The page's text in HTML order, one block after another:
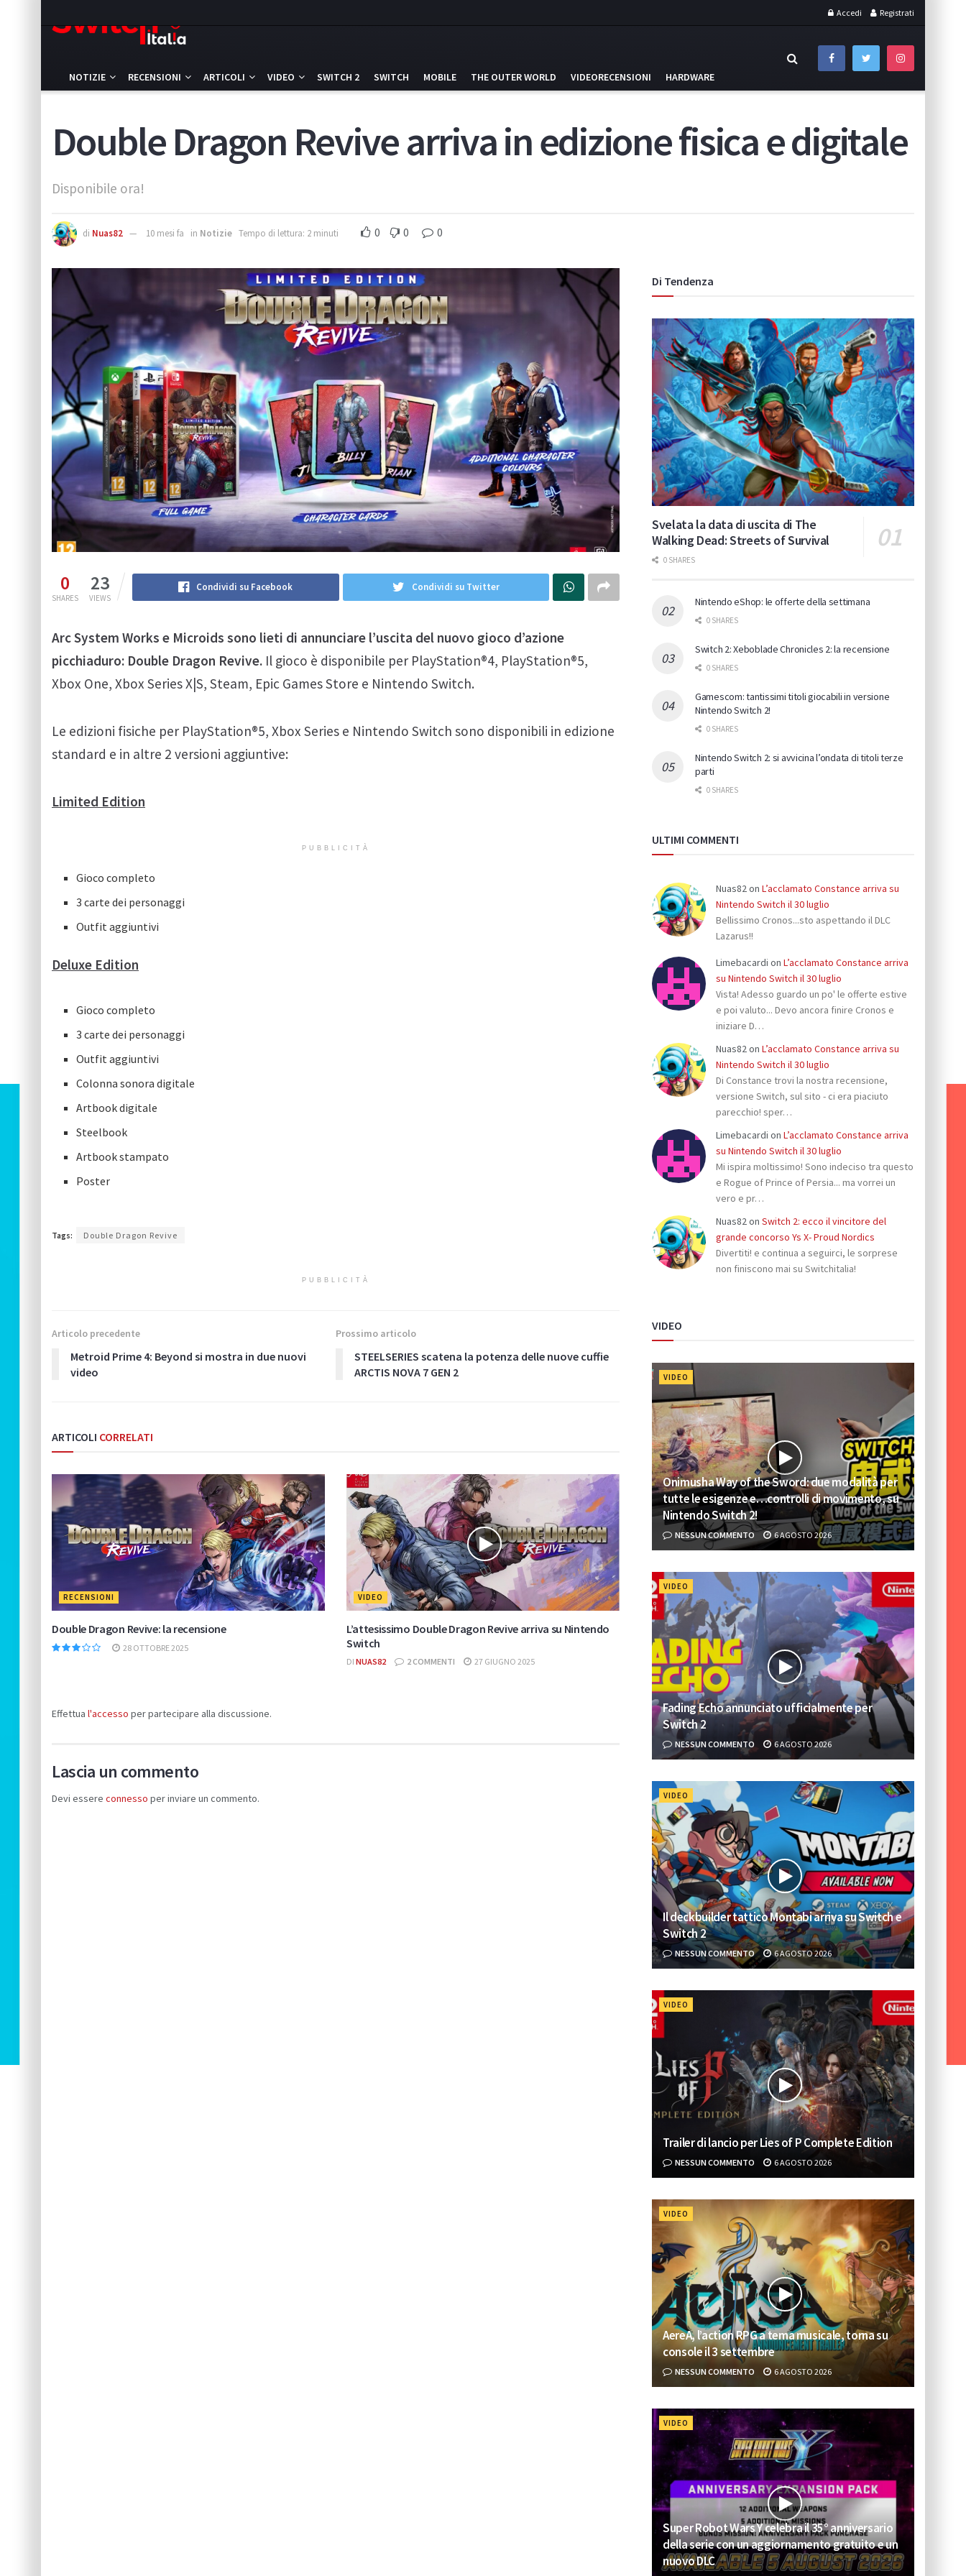
Accedi Registrati
NOTIZIE RECENSIONI ARTICOLI VIDEO SWITCH 2 SWITCH MOBILE THE OUTER WORLD VIDEORECENSIONI HARDWARE
Double Dragon Revive arriva in edizione fisica e digitale
Disponibile ora!
di Nuas82 10 mesi fa in Notizie Tempo di lettura: 2 minuti 0 0 0
0
SHARES
23
VIEWS
Condividi su Facebook Condividi su Twitter
Arc System Works e Microids sono lieti di annunciare l’uscita del nuovo gioco d’azione
picchiaduro: Double Dragon Revive. Il gioco è disponibile per PlayStation®4, PlayStation®5,
Xbox One, Xbox Series X|S, Steam, Epic Games Store e Nintendo Switch.
Le edizioni fisiche per PlayStation®5, Xbox Series e Nintendo Switch sono disponibili in edizione
standard e in altre 2 versioni aggiuntive:
Limited Edition
PUBBLICITÀ
Gioco completo
3 carte dei personaggi
Outfit aggiuntivi
Deluxe Edition
Gioco completo
3 carte dei personaggi
Outfit aggiuntivi
Colonna sonora digitale
Artbook digitale
Steelbook
Artbook stampato
Poster
Tags: Double Dragon Revive
PUBBLICITÀ
Articolo precedente
Metroid Prime 4: Beyond si mostra in due nuovi
video
Prossimo articolo
STEELSERIES scatena la potenza delle nuove cuffie
ARCTIS NOVA 7 GEN 2
ARTICOLI CORRELATI
RECENSIONI
Double Dragon Revive: la recensione
28 OTTOBRE 2025
VIDEO
L’attesissimo Double Dragon Revive arriva su Nintendo
Switch
DI NUAS82 2 COMMENTI 27 GIUGNO 2025
Effettua l'accesso per partecipare alla discussione.
Lascia un commento
Devi essere connesso per inviare un commento.
Di Tendenza
Svelata la data di uscita di The
Walking Dead: Streets of Survival
0 SHARES
Nintendo eShop: le offerte della settimana
0 SHARES
Switch 2: Xeboblade Chronicles 2: la recensione
0 SHARES
Gamescom: tantissimi titoli giocabili in versione
Nintendo Switch 2!
0 SHARES
Nintendo Switch 2: si avvicina l’ondata di titoli terze
parti
0 SHARES
ULTIMI COMMENTI
Nuas82on L’acclamato Constance arriva su
Nintendo Switch il 30 luglio
Bellissimo Cronos...sto aspettando il DLC
Lazarus!!
Limebacardi on L’acclamato Constance arriva
su Nintendo Switch il 30 luglio
Vista! Adesso guardo un po' le offerte estive
e poi valuto... Devo ancora finire Cronos e
iniziare D…
Nuas82on L’acclamato Constance arriva su
Nintendo Switch il 30 luglio
Di Constance trovi la nostra recensione,
versione Switch, sul sito - ci era piaciuto
parecchio! sper…
Limebacardi on L’acclamato Constance arriva
su Nintendo Switch il 30 luglio
Mi ispira moltissimo! Sono indeciso tra questo
e Rogue of Prince of Persia... ma vorrei un
vero e pr…
Nuas82on Switch 2: ecco il vincitore del
grande concorso Ys X- Proud Nordics
Divertiti! e continua a seguirci, le sorprese
non finiscono mai su Switchitalia!
VIDEO
VIDEO
Onimusha Way of the Sword: due modalità per
tutte le esigenze e…controlli di movimento, su
Nintendo Switch 2!
NESSUN COMMENTO 6 AGOSTO 2026
VIDEO
Fading Echo annunciato ufficialmente per
Switch 2
NESSUN COMMENTO 6 AGOSTO 2026
VIDEO
Il deckbuilder tattico Montabi arriva su Switch e
Switch 2
NESSUN COMMENTO 6 AGOSTO 2026
VIDEO
Trailer di lancio per Lies of P Complete Edition
NESSUN COMMENTO 6 AGOSTO 2026
VIDEO
AereA, l’action RPG a tema musicale, torna su
console il 3 settembre
NESSUN COMMENTO 6 AGOSTO 2026
VIDEO
Super Robot Wars Y celebra il 35° anniversario
della serie con un aggiornamento gratuito e un
nuovo DLC